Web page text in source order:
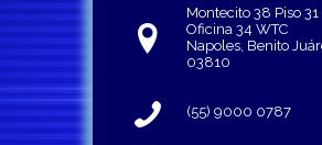
Montecito 38 Piso 31
Oficina 34 WTC
Napoles, Benito
03810
(55) 9000 0787